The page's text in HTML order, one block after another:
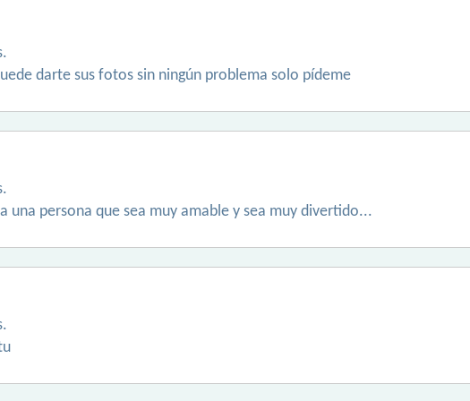
darte sus fotos sin ningún problema solo pídeme
una persona que sea muy amable y sea muy divertido...